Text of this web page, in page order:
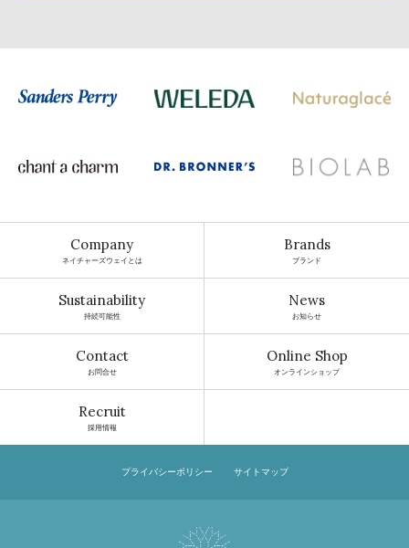
Company
ネイチャーズウェイとは
Brands
ブランド
Sustainability
持続可能性
News
お知らせ
Contact
お問合せ
Online Shop
オンラインショップ
Recruit
採用情報
プライバシーポリシー サイトマップ